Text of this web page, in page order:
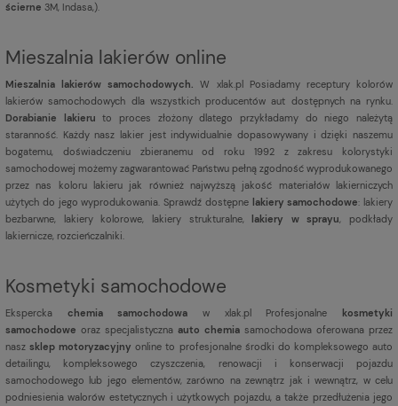
ścierne 3M, Indasa,).
Mieszalnia lakierów online
Mieszalnia lakierów samochodowych. W xlak.pl Posiadamy receptury kolorów
lakierów samochodowych dla wszystkich producentów aut dostępnych na rynku.
Dorabianie lakieru to proces złożony dlatego przykładamy do niego należytą
staranność. Każdy nasz lakier jest indywidualnie dopasowywany i dzięki naszemu
bogatemu, doświadczeniu zbieranemu od roku 1992 z zakresu kolorystyki
samochodowej możemy zagwarantować Państwu pełną zgodność wyprodukowanego
przez nas koloru lakieru jak również najwyższą jakość materiałów lakierniczych
użytych do jego wyprodukowania. Sprawdź dostępne lakiery samochodowe: lakiery
bezbarwne, lakiery kolorowe, lakiery strukturalne,
lakiery w sprayu, podkłady
lakiernicze, rozcieńczalniki.
Kosmetyki samochodowe
Ekspercka chemia samochodowa w xlak.pl Profesjonalne
kosmetyki
samochodowe oraz specjalistyczna auto chemia samochodowa oferowana przez
naszsklep motoryzacyjny online to profesjonalne środki do kompleksowego auto
detailingu, kompleksowego czyszczenia, renowacji i konserwacji pojazdu
samochodowego lub jego elementów, zarówno na zewnątrz jak i wewnątrz, w celu
podniesienia walorów estetycznych i użytkowych pojazdu, a także przedłużenia jego